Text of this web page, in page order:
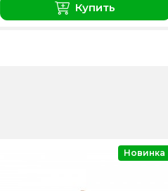
Купить
Новинка